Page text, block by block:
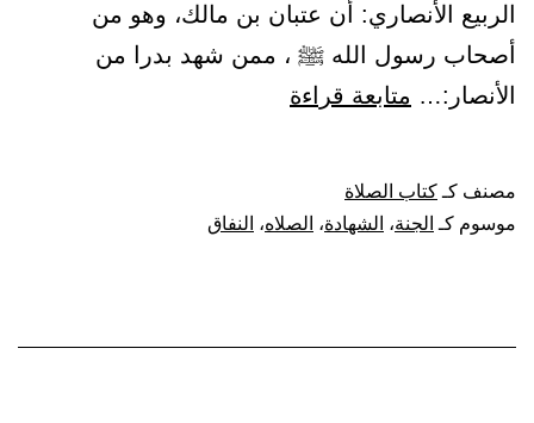
الربيع الأنصاري: أن عتبان بن مالك، وهو من
أصحاب رسول الله ﷺ ، ممن شهد بدرا من
الأنصار:… متابعة قراءة
البيوت
مصنف كـكتاب الصلاة
موسوم كـ الجنة، الشهادة، الصلاه، النفاق